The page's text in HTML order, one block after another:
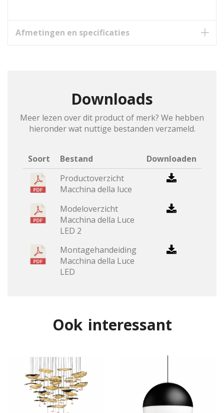
Afmetingen en specificaties
Downloads
Meer lezen over dit product of merk? We hebben
hieronder wat nuttige bestanden verzameld.
Soort Bestand
Downloaden
Productoverzicht
Macchina della luce
Modeloverzicht
Macchina della Luce
LED 2
Montagehandeiding
Macchina della Luce
LED
Ook interessant